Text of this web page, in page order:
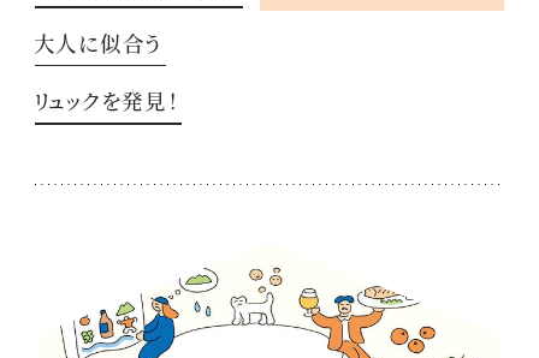
大人に似合う
リュックを発見！